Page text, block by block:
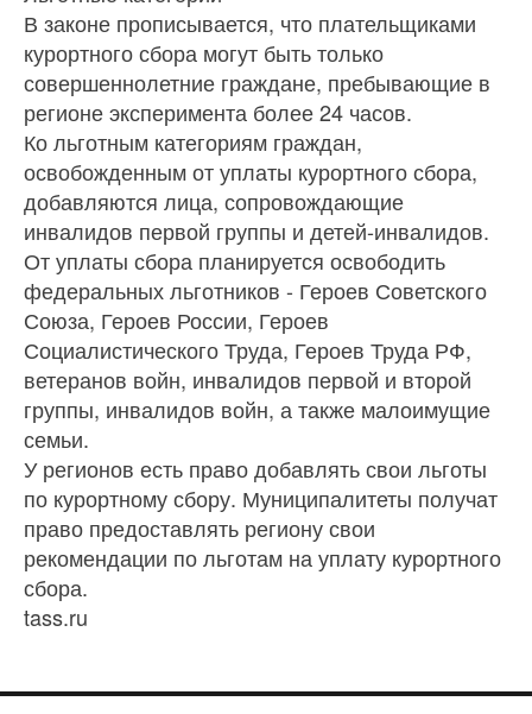
В законе прописывается, что плательщиками
курортного сбора могут быть только
совершеннолетние граждане, пребывающие в
регионе эксперимента более 24 часов.
Ко льготным категориям граждан,
освобожденным от уплаты курортного сбора,
добавляются лица, сопровождающие
инвалидов первой группы и детей-инвалидов.
От уплаты сбора планируется освободить
федеральных льготников - Героев Советского
Союза, Героев России, Героев
Социалистического Труда, Героев Труда РФ,
ветеранов войн, инвалидов первой и второй
группы, инвалидов войн, а также малоимущие
семьи.
У регионов есть право добавлять свои льготы
по курортному сбору. Муниципалитеты получат
право предоставлять региону свои
рекомендации по льготам на уплату курортного
сбора.
tass.ru